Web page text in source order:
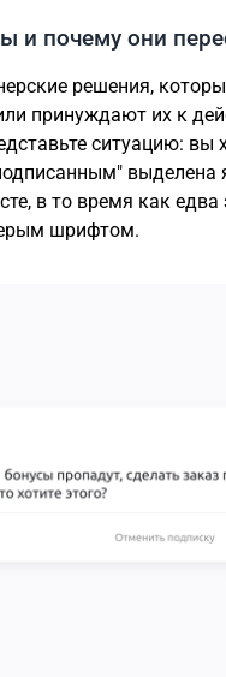
и почему они
решения,
принуждают их к
ситуацию: вы
выделена
в то время как едва
шрифтом.